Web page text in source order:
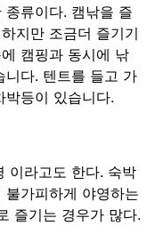
류이다. 캠낚을 즐
지만 조금더 즐기기
캠핑과 동시에 낚
니다. 텐트를 들고 가
등이 있습니다.
이라고도 한다. 숙박
가피하게 야영하는
즐기는 경우가 많다.